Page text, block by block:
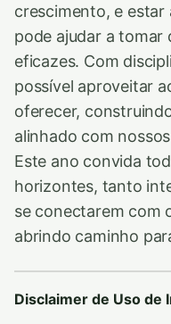
crescimento, e
pode ajudar a tomar
eficazes. Com
possível aproveitar
oferecer,
alinhado com
Este ano convida
horizontes, tanto
se conectarem com
abrindo caminho
Disclaimer de Uso de